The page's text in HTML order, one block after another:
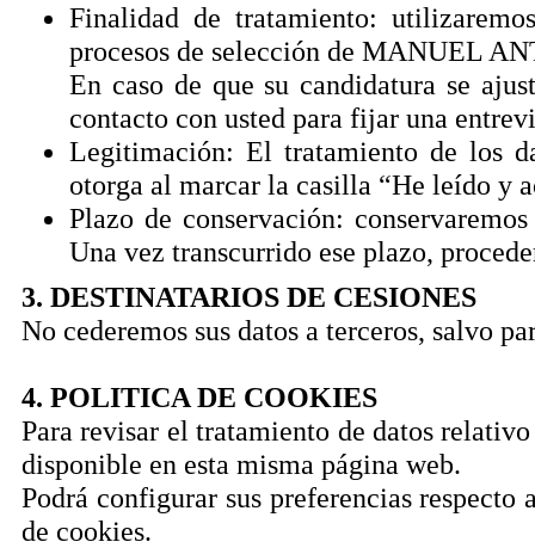
Finalidad de tratamiento:
procesos de selección de MANUEL
En caso de que su candidatura se
contacto con usted para fijar una
Legitimación: El tratamiento de los
otorga al marcar la casilla “He leído y
Plazo de conservación:
Una vez transcurrido ese plazo,
3. DESTINATARIOS DE CESIONES
No cederemos sus datos a terceros, salvo
4. POLITICA DE COOKIES
Para revisar el tratamiento de datos
disponible en esta misma página web.
Podrá configurar sus preferencias
de cookies.